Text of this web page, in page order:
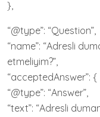
},
“@type”: “Question”,
“name”: “Adresli
etmeliyim?”,
“acceptedAnswer”: {
“@type”: “Answer”,
“text”: “Adresli